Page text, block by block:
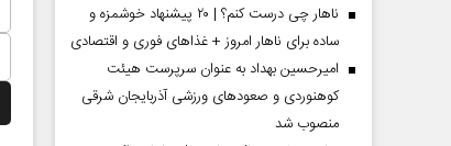
ناهار چی درست کنم؟ | ۲۰ پیشنهاد خوشمزه و
ساده برای ناهار امروز + غذاهای فوری و اقتصادی
امیرحسین بهداد به عنوان سرپرست هیئت
کوهنوردی و صعودهای ورزشی آذربایجان شرقی
منصوب شد